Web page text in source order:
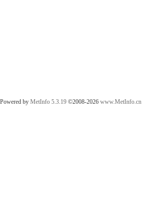
Powered by MetInfo 5.3.19 ©2008-2026 www.MetInfo.cn